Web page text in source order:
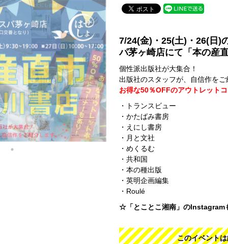
7/24(金)・25(土)・26(日)
パ茅ヶ崎店にて「本の産
個性派出版社が大集合！
出版社のスタッフが、自信作をご
お得な50％OFFのアウトレット
・トランスビュー
・かたばみ書房
・えにし書房
・月と文社
・めくるむ
・共和国
・本の種出版
・英明企画編集
・Roulé
☆「とことこ湘南」のInstagram
このイベント